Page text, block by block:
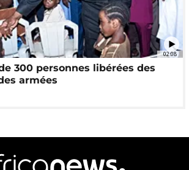
02:08
300 personnes libérées des
armées